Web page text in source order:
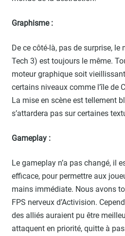
Graphisme :
De ce côté-là, pas de surprise, le
Tech 3) est toujours le même.
moteur graphique soit
certains niveaux comme l’île de
La mise en scène est tellement
s’attardera pas sur certaines
Gameplay :
Le gameplay n’a pas changé, il
efficace, pour permettre aux
mains immédiate. Nous avons
FPS nerveux d’Activision.
des alliés auraient pu être
attaquent en priorité, quitte à